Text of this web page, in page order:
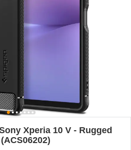
Xperia 10 V - Rugged